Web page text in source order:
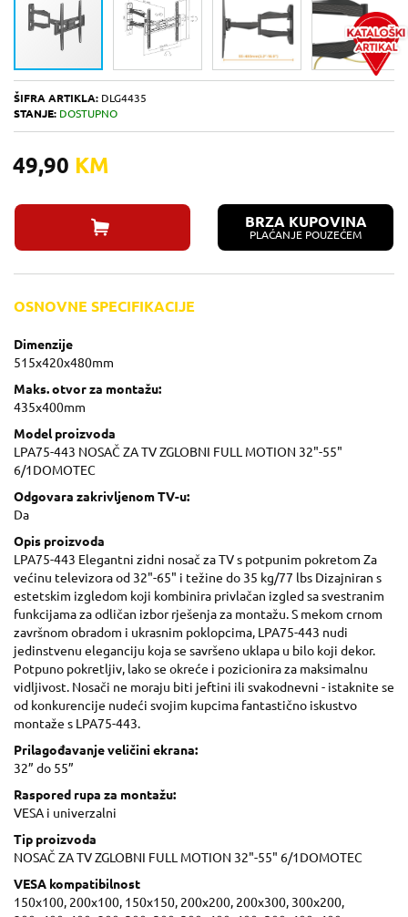
ŠIFRA ARTIKLA: DLG4435
STANJE: DOSTUPNO
49,90 KM
BRZA KUPOVINA
PLAĆANJE POUZEĆEM
OSNOVNE SPECIFIKACIJE
Dimenzije
515x420x480mm
Maks. otvor za montažu:
435x400mm
Model proizvoda
LPA75-443 NOSAČ ZA TV ZGLOBNI FULL MOTION 32"-55"
6/1DOMOTEC
Odgovara zakrivljenom TV-u:
Da
Opis proizvoda
LPA75-443 Elegantni zidni nosač za TV s potpunim pokretom Za
većinu televizora od 32"-65" i težine do 35 kg/77 lbs Dizajniran s
estetskim izgledom koji kombinira privlačan izgled sa svestranim
funkcijama za odličan izbor rješenja za montažu. S mekom crnom
završnom obradom i ukrasnim poklopcima, LPA75-443 nudi
jedinstvenu eleganciju koja se savršeno uklapa u bilo koji dekor.
Potpuno pokretljiv, lako se okreće i pozicionira za maksimalnu
vidljivost. Nosači ne moraju biti jeftini ili svakodnevni - istaknite se
od konkurencije nudeći svojim kupcima fantastično iskustvo
montaže s LPA75-443.
Prilagođavanje veličini ekrana:
32” do 55”
Raspored rupa za montažu:
VESA i univerzalni
Tip proizvoda
NOSAČ ZA TV ZGLOBNI FULL MOTION 32"-55" 6/1DOMOTEC
VESA kompatibilnost
150x100, 200x100, 150x150, 200x200, 200x300, 300x200,